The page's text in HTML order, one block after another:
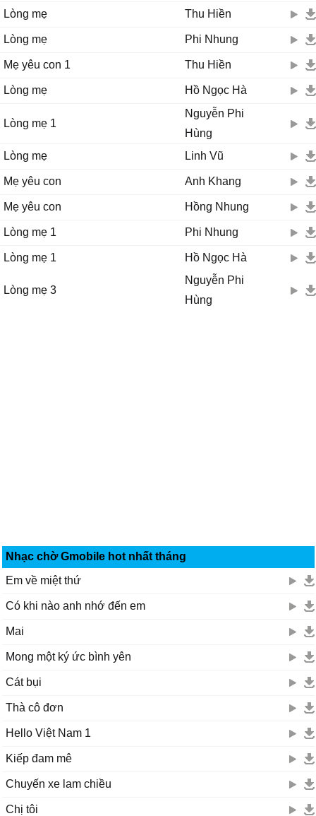
Lòng mẹ
Thu Hiền
Lòng mẹ Phi Nhung
Mẹ yêu con 1 Thu Hiền
Lòng mẹ Hồ Ngọc Hà
Lòng mẹ 1
Nguyễn Phi
Hùng
Lòng mẹ
Linh Vũ
Mẹ yêu con Anh Khang
Mẹ yêu con Hồng Nhung
Lòng mẹ 1 Phi Nhung
Lòng mẹ 1 Hồ Ngọc Hà
Lòng mẹ 3
Nguyễn Phi
Hùng
Nhạc chờ Gmobile hot nhất tháng
Em về miệt thứ
Có khi nào anh nhớ đến em
Mai
Mong một ký ức bình yên
Cát bụi
Thà cô đơn
Hello Việt Nam 1
Kiếp đam mê
Chuyến xe lam chiều
Chị tôi